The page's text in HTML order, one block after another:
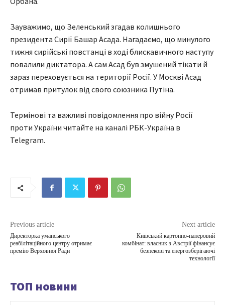
Зауважимо, що Зеленський згадав колишнього
президента Сирії Башар Асада. Нагадаємо, що минулого
тижня сирійські повстанці в ході блискавичного наступу
повалили диктатора. А сам Асад був змушений тікати й
зараз переховується на території Росії. У Москві Асад
отримав притулок від свого союзника Путіна.
Термінові та важливі повідомлення про війну Росії
проти України читайте на каналі РБК-Україна в
Telegram.
Previous article
Директорка уманського
реабілітаційного центру отримає
премію Верховної Ради
Next article
Київський картонно-паперовий
комбінат: власник з Австрії фінансує
безпекові та енергозберігаючі
технології
ТОП новини